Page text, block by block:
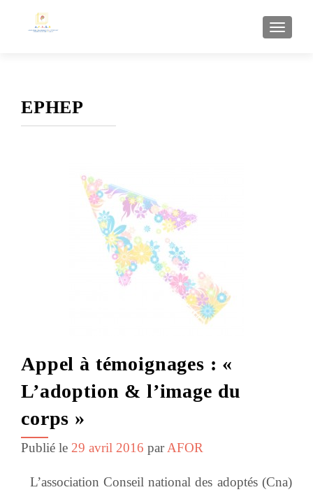
EPHEP
Appel à témoignages : «
L’adoption & l’image du
corps »
Publié le 29 avril 2016 parAFOR
L’association Conseil national des adoptés (Cna)